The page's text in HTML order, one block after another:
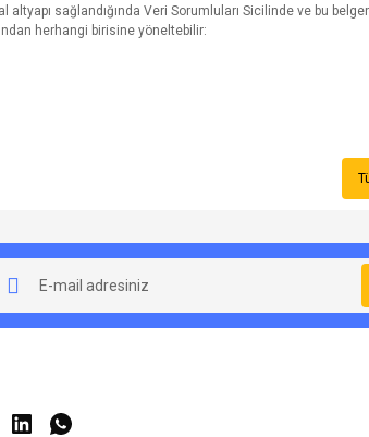
sağlandığında Veri Sorumluları Sicilinde ve bu
herhangi birisine yöneltebilir: